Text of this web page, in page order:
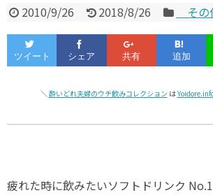
2010/9/26 2018/8/26 その
＼ 酔いどれ夫婦のウチ飲みコレクション は
疲れた時に飲みたいソフトドリンク